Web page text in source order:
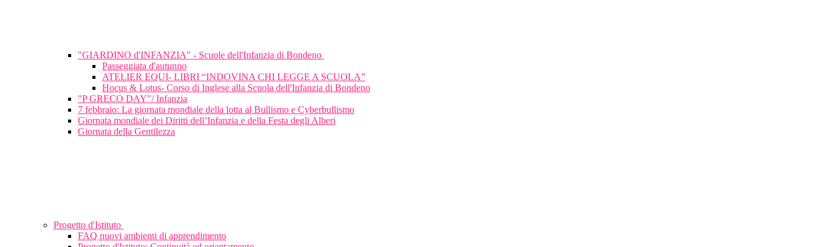
"GIARDINO d'INFANZIA" - Scuole dell'Infanzia di Bondeno
Passeggiata d'autunno
ATELIER EQUI- LIBRI “INDOVINA CHI LEGGE A SCUOLA”
Hocus & Lotus- Corso di Inglese alla Scuola dell'Infanzia di Bondeno
"P GRECO DAY"/ Infanzia
7 febbraio: La giornata mondiale della lotta al Bullismo e Cyberbullismo
Giornata mondiale dei Diritti dell’Infanzia e della Festa degli Alberi
Giornata della Gentilezza
Progetto d'Istituto
FAQ nuovi ambienti di apprendimento